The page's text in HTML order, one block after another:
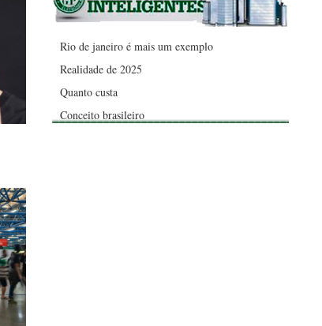
Rio de janeiro é mais um exemplo
Realidade de 2025
Quanto custa
Conceito brasileiro